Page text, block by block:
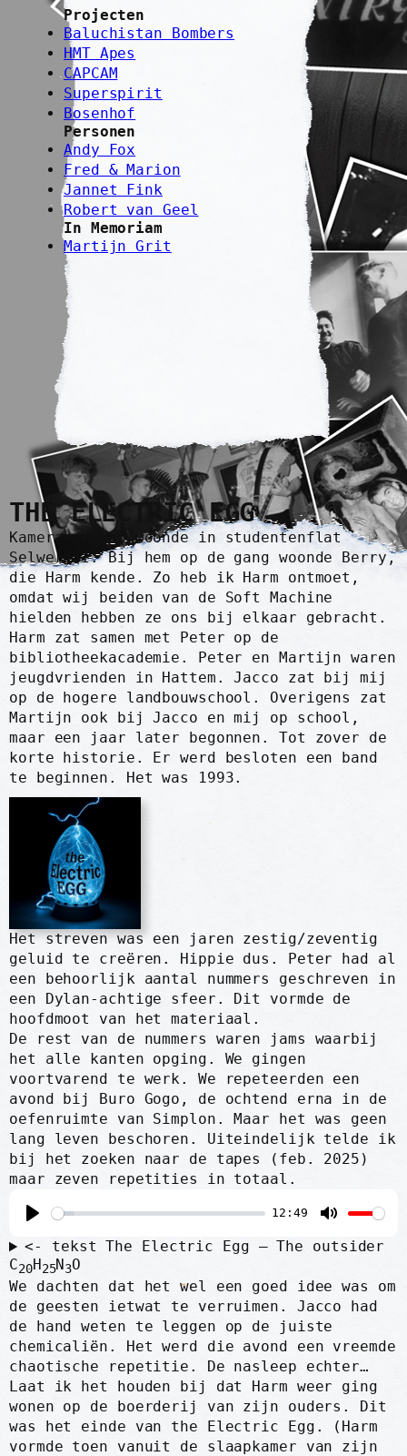
Projecten
Baluchistan Bombers
HMT Apes
CAPCAM
Superspirit
Bosenhof
Personen
Andy Fox
Fred & Marion
Jannet Fink
Robert van Geel
In Memoriam
Martijn Grit
THE ELECTRIC EGG
Kameraad Joop woonde in studentenflat
Selwerd I. Bij hem op de gang woonde Berry,
die Harm kende. Zo heb ik Harm ontmoet,
omdat wij beiden van de Soft Machine
hielden hebben ze ons bij elkaar gebracht.
Harm zat samen met Peter op de
bibliotheekacademie. Peter en Martijn waren
jeugdvrienden in Hattem. Jacco zat bij mij
op de hogere landbouwschool. Overigens zat
Martijn ook bij Jacco en mij op school,
maar een jaar later begonnen. Tot zover de
korte historie. Er werd besloten een band
te beginnen. Het was 1993.
Het streven was een jaren zestig/zeventig
geluid te creëren. Hippie dus. Peter had al
een behoorlijk aantal nummers geschreven in
een Dylan-achtige sfeer. Dit vormde de
hoofdmoot van het materiaal.
De rest van de nummers waren jams waarbij
het alle kanten opging. We gingen
voortvarend te werk. We repeteerden een
avond bij Buro Gogo, de ochtend erna in de
oefenruimte van Simplon. Maar het was geen
lang leven beschoren. Uiteindelijk telde ik
bij het zoeken naar de tapes (feb. 2025)
maar zeven repetities in totaal.
l
a
y
12:49
t
e
<- tekst The Electric Egg – The outsider
C20H 25N 3O
We dachten dat het wel een goed idee was om
de geesten ietwat te verruimen. Jacco had
de hand weten te leggen op de juiste
chemicaliën. Het werd die avond een vreemde
chaotische repetitie. De nasleep echter…
Laat ik het houden bij dat Harm weer ging
wonen op de boerderij van zijn ouders. Dit
was het einde van the Electric Egg. (Harm
vormde toen vanuit de slaapkamer van zijn